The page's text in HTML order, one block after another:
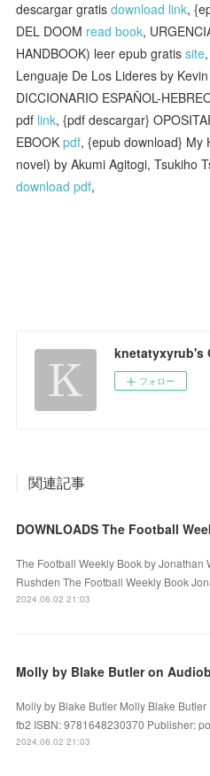
descargar gratisdownload link,
DEL DOOM read book,
HANDBOOK) leer epub gratissite
Lenguaje De Los Lideres by
DICCIONARIO ESPAÑOL-
pdf link, {pdf descargar}
EBOOKpdf, {epub download} My
novel) by Akumi Agitogi, Tsukiho
download pdf,
knetatyxyrub's
フォロー
関連記事
The Football Weekly Book by Jonathan
Rushden The Football Weekly Book
2024.06.02 21:03
Molly by Blake Butler on
Molly by Blake Butler Molly Blake
fb2 ISBN: 9781648230370 Publisher:
2024.06.02 21:03